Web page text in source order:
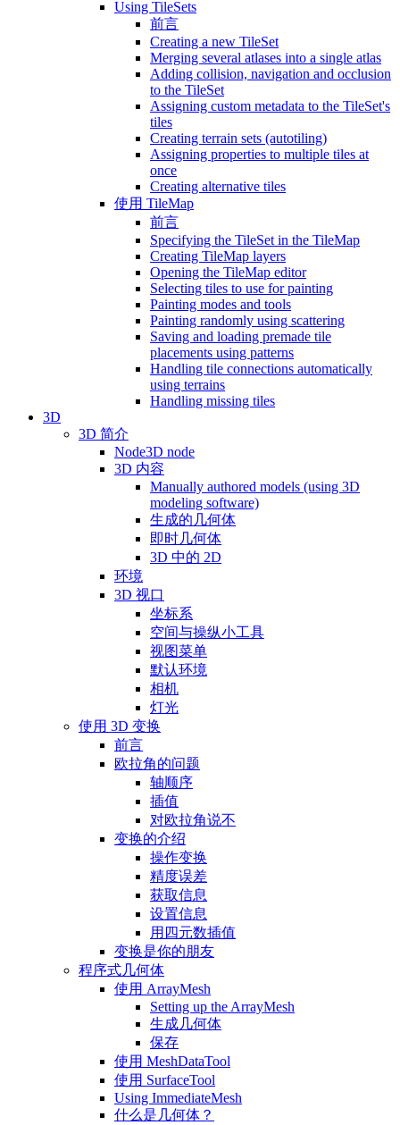
Using TileSets
前言
Creating a new TileSet
Merging several atlases into a single atlas
Adding collision, navigation and occlusion
to the TileSet
Assigning custom metadata to the TileSet's
tiles
Creating terrain sets (autotiling)
Assigning properties to multiple tiles at
once
Creating alternative tiles
使用 TileMap
前言
Specifying the TileSet in the TileMap
Creating TileMap layers
Opening the TileMap editor
Selecting tiles to use for painting
Painting modes and tools
Painting randomly using scattering
Saving and loading premade tile
placements using patterns
Handling tile connections automatically
using terrains
Handling missing tiles
3D
3D 简介
Node3D node
3D 内容
Manually authored models (using 3D
modeling software)
生成的几何体
即时几何体
3D 中的 2D
环境
3D 视口
坐标系
空间与操纵小工具
视图菜单
默认环境
相机
灯光
使用 3D 变换
前言
欧拉角的问题
轴顺序
插值
对欧拉角说不
变换的介绍
操作变换
精度误差
获取信息
设置信息
用四元数插值
变换是你的朋友
程序式几何体
使用 ArrayMesh
Setting up the ArrayMesh
生成几何体
保存
使用 MeshDataTool
使用 SurfaceTool
Using ImmediateMesh
什么是几何体？